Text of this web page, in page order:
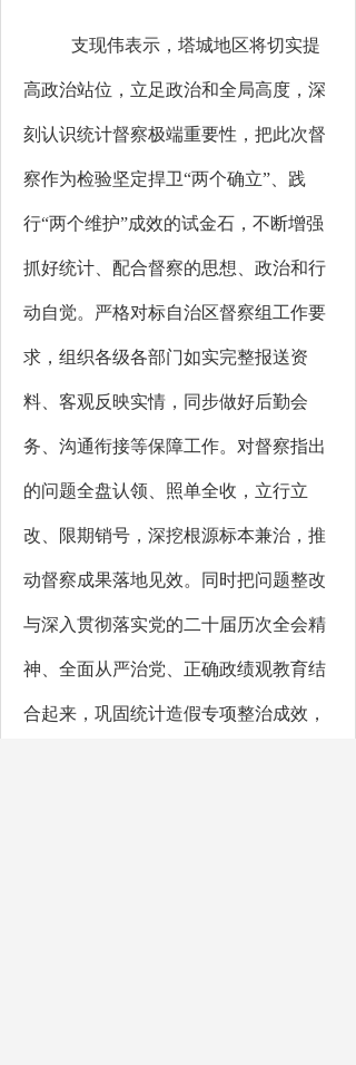
支现伟表示， 塔城地区将切实提
高政治站位，立足政治和全局高度，深
刻认识统计督察极端重要性，把此次督
察作为检验坚定捍卫“两个确立”、践
行“两个维护”成效的试金石，不断增强
抓好统计、配合督察的思想、政治和行
动自觉。严格对标自治区督察组工作要
求，组织各级各部门如实完整报送资
料、客观反映实情，同步做好后勤会
务、沟通衔接等保障工作。对督察指出
的问题全盘认领、照单全收，立行立
改、限期销号，深挖根源标本兼治，推
动督察成果落地见效。同时把问题整改
与深入贯彻落实党的二十届历次全会精
神 、全面从严治党、正确政绩观教育结
合起来 ，巩固统计造假专项整治成效，